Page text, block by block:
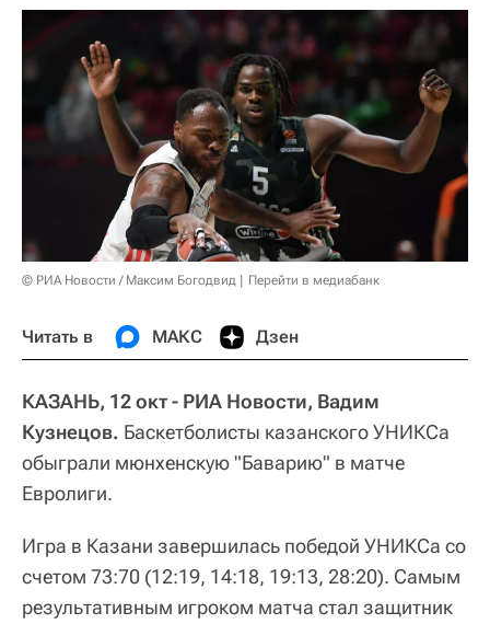
© РИА Новости / Максим Богодвид Перейти в медиабанк
Читать в МАКС Дзен
КАЗАНЬ, 12 окт - РИА Новости, Вадим
Кузнецов. Баскетболисты казанского УНИКСа
обыграли мюнхенскую "Баварию" в матче
Евролиги.
Игра в Казани завершилась победой УНИКСа со
счетом 73:70 (12:19, 14:18, 19:13, 28:20). Самым
результативным игроком матча стал защитник